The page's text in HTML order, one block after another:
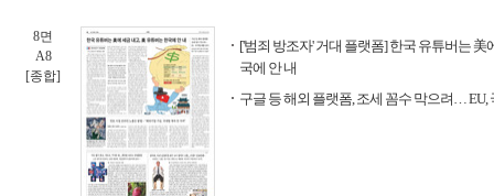
8면
A8
[종합]
['범죄 방조자' 거대 플랫폼] 한국 유튜버는 美
국에 안 내
구글 등 해외 플랫폼, 조세 꼼수 막으려… EU,